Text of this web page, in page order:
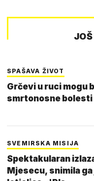
SPAŠAVA ŽIVOT
Grčevi u ruci mogu
smrtonosne bolesti
SVEMIRSKA MISIJA
Spektakularan
Mjesecu, snimila